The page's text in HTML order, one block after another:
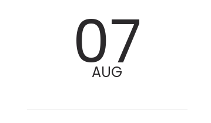
07
AUG